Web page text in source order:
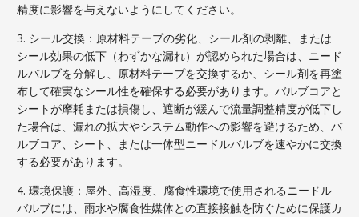
精度に影響を与えないようにしてください。
3. シール交換：原材料テープの劣化、シール剤の剥離、または
シール効果の低下（わずかな漏れ）が認められた場合は、ニード
ルバルブを分解し、原材料テープを交換するか、シール剤を再塗
布して確実なシール性を確保する必要があります。バルブコアと
シートが摩耗または損傷し、遮断が緩んで流量調整精度が低下し
た場合は、漏れの拡大やシステム動作への影響を避けるため、バ
ルブコア、シート、または一体型ニードルバルブを速やかに交換
する必要があります。
4. 環境保護：屋外、高湿度、腐食性環境で使用されるニードル
バルブには、雨水や腐食性媒体との直接接触を防ぐために保護カ